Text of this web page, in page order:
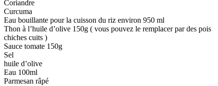
Coriandre
Curcuma
Eau bouillante pour la cuisson du riz environ 950 ml
Thon à l’huile d’olive 150g ( vous pouvez le remplacer par des pois
chiches cuits )
Sauce tomate 150g
Sel
huile d’olive
Eau 100ml
Parmesan râpé